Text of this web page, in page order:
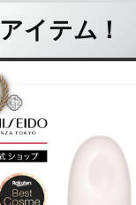
イテム！